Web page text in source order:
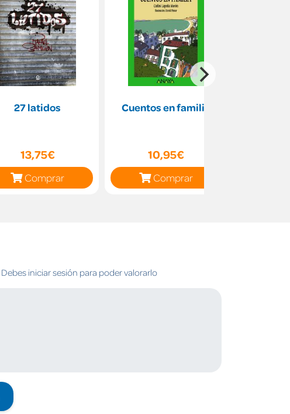
27 latidos
13,75€
Comprar
Cuentos en familia
10,95€
Comprar
Debes iniciar sesión para poder valorarlo